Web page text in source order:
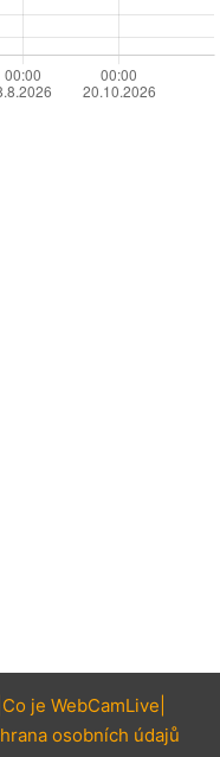
Co je WebCamLive
osobních údajů